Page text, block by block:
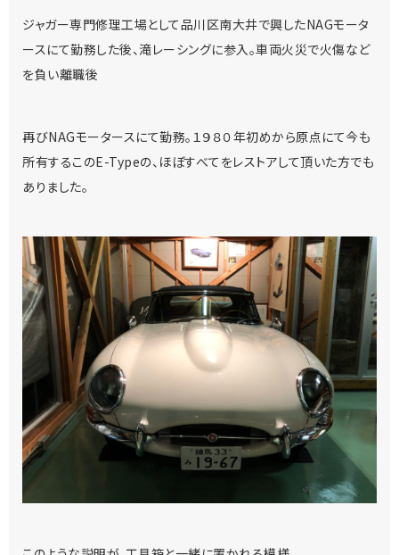
ジャガー専門修理工場として品川区南大井で興したNAGモータ
ースにて勤務した後、滝レーシングに参入。車両火災で火傷など
を負い離職後
再びNAGモータースにて勤務。１９８０年初めから原点にて今も
所有するこのE-Typeの、ほぼすべてをレストアして頂いた方でも
ありました。